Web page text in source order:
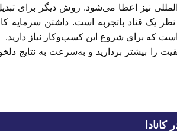
نیز اعطا می‌شود. روش‌ دیگر برای
یک قناد باتجربه است. داشتن سرمایه
که‌ برای شروع این کسب‌وکار نیاز دارید.
را بیشتر بردارید و به‌سرعت به نتایج